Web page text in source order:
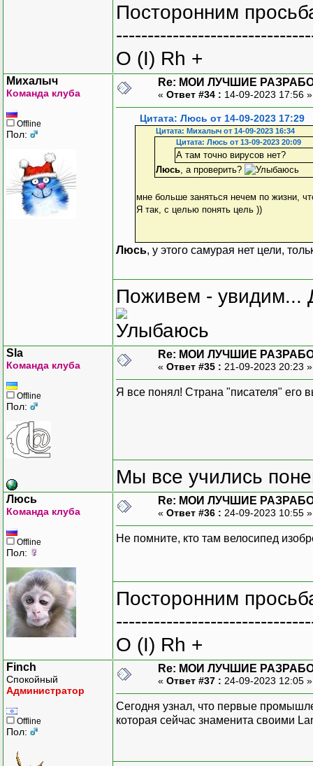
Посторонним
O (I) Rh +
Михалыч
Команда клуба
Offline
Пол:
Re: МОИ ЛУЧШИЕ
« Ответ #34 : 14-09-2023 17:56
Цитата: Люсь от 14-09-2023 17:29
Цитата: Михалыч от 14-09-2023 16:34
Цитата: Люсь от 13-09-2023 20:09
А там точно вирусов нет?
Люсь , а проверить?
мне больше заняться нечем по жизни,
Я так, с целью понять цель ))
Люсь, у этого самурая нет цели,
Поживем - увидим...
Sla
Команда клуба
Offline
Пол:
Re: МОИ ЛУЧШИЕ
« Ответ #35 : 21-09-2023 20:23
Я все понял! Страна "писателя" его
Мы все учились
Люсь
Команда клуба
Offline
Пол:
Re: МОИ ЛУЧШИЕ
« Ответ #36 : 24-09-2023 10:55
Не помните, кто там велосипед
Посторонним
O (I) Rh +
Finch
Спокойный
Администратор
Offline
Пол:
Re: МОИ ЛУЧШИЕ
« Ответ #37 : 24-09-2023 12:05
Сегодня узнал, что первые
которая сейчас знаменита своими